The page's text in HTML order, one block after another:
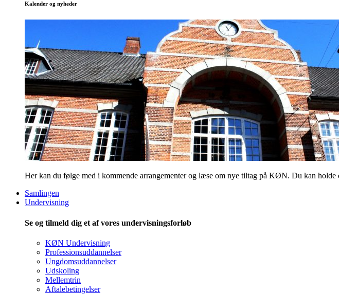
Kalender og nyheder
Her kan du følge med i kommende arrangementer og læse om nye tiltag på KØN. Du kan holde
Samlingen
Undervisning
Se og tilmeld dig et af vores undervisningsforløb
KØN Undervisning
Professionsuddannelser
Ungdomsuddannelser
Udskoling
Mellemtrin
Aftalebetingelser